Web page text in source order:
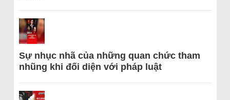
Sự nhục nhã của những quan chức tham
nhũng khi đối diện với pháp luật